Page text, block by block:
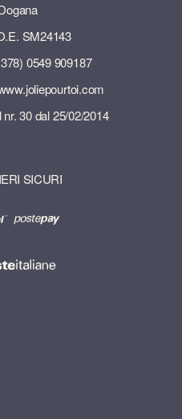
SM24143
0549 909187
30 dal 25/02/2014
SICURI